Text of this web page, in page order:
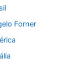
Forner